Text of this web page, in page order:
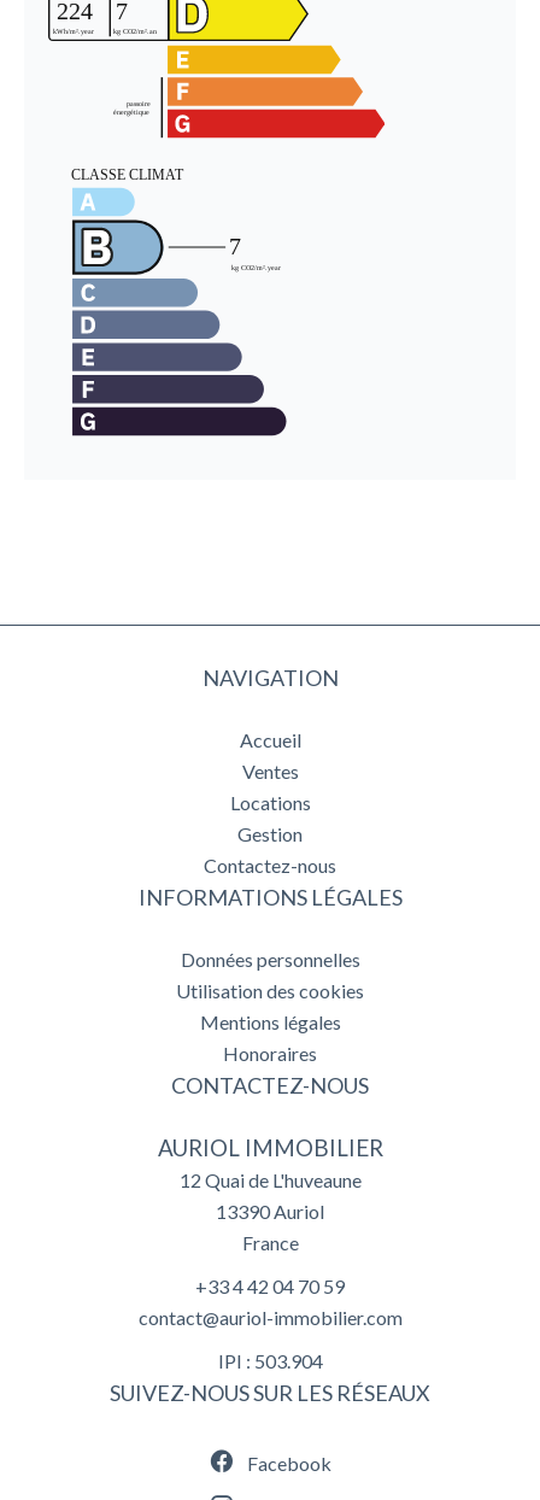
NAVIGATION
Accueil
Ventes
Locations
Gestion
Contactez-nous
INFORMATIONS LÉGALES
Données personnelles
Utilisation des cookies
Mentions légales
Honoraires
CONTACTEZ-NOUS
AURIOL IMMOBILIER
12 Quai de L'huveaune
13390Auriol
France
+33 4 42 04 70 59
contact@auriol-immobilier.com
IPI : 503.904
SUIVEZ-NOUS SUR LES RÉSEAUX
Facebook